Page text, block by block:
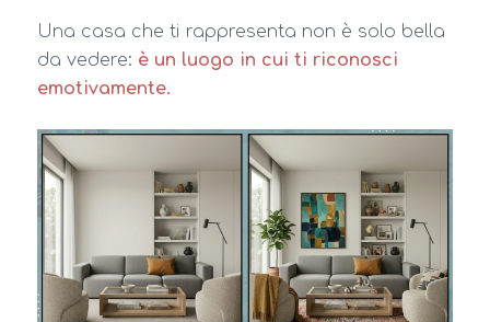
Una casa che ti rappresenta non è solo bella
da vedere: è un luogo in cui ti riconosci
emotivamente.